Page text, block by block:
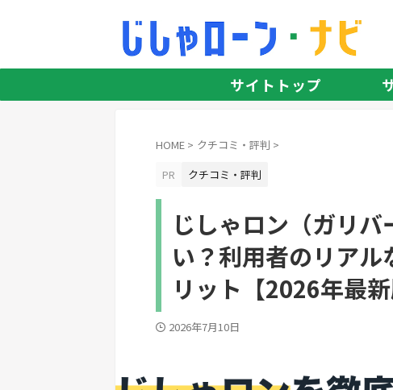
サイトトップ
HOME > クチコミ・評判 >
PR
クチコミ・評判
じしゃロン（ガリ
い？利用者のリア
リット【2026年最新
2026年7月10日